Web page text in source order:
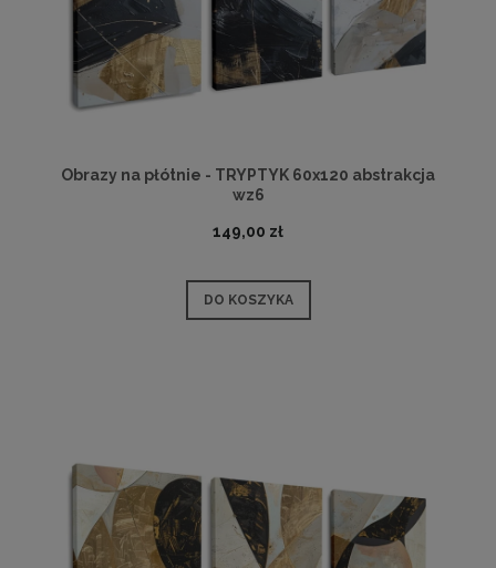
Obrazy na płótnie - TRYPTYK 60x120 abstrakcja
wz6
149,00 zł
DO KOSZYKA